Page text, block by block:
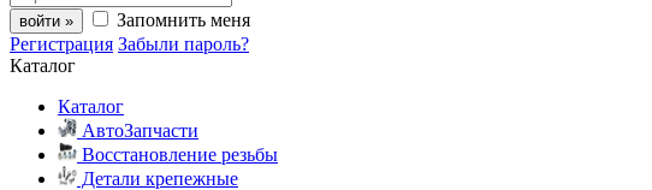
войти »
Запомнить меня
Регистрация Забыли пароль?
Каталог
Каталог
АвтоЗапчасти
Восстановление резьбы
Детали крепежные